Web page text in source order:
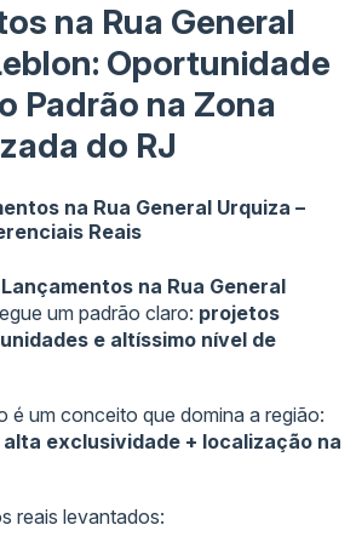
na Rua General
Oportunidade
Padrão na Zona
do RJ
na Rua General Urquiza –
Reais
Lançamentos na Rua General
um padrão claro: projetos
e altíssimo nível de
é um conceito que domina a região:
exclusividade + localização na
reais levantados: